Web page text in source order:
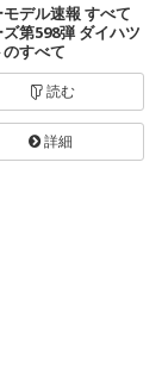
デル速報 すべて
第598弾 ダイハツ
すべて
読む
詳細